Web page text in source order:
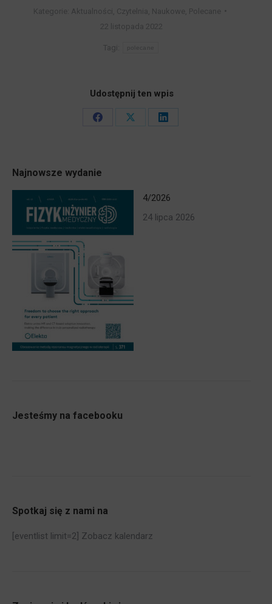
Kategorie: Aktualności Czytelnia Naukowe Polecane
22 listopada 2022
Tagi:
Udostępnij ten wpis
Share
Share
Share
Najnowsze wydanie
4/2026
24 lipca 2026
Jesteśmy na facebooku
Spotkaj się z nami na
[eventlist limit=2] Zobacz kalendarz